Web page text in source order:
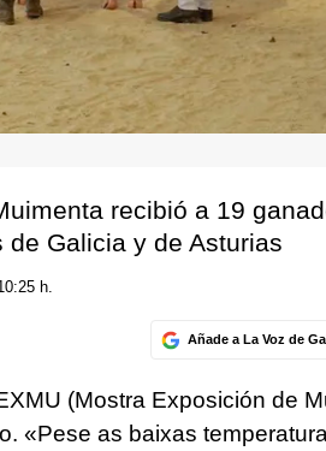
recibió a 19
Galicia y de Asturias
h.
Añade a La Voz de
(Mostra Exposición de
«Pese as baixas